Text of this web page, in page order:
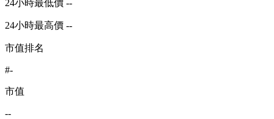
24小時最低價 --
24小時最高價 --
市值排名
#-
市值
--